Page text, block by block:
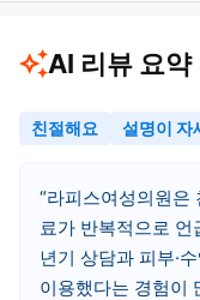
AI 리뷰 요약
친절해요 설명이 자
라피스여성의원은
료가 반복적으로 언
년기 상담과 피부·
이용했다는 경험이